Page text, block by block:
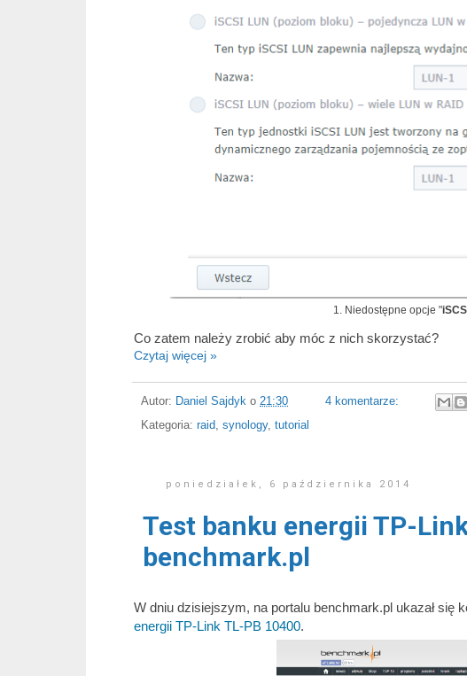
1. Niedostępne opcje "
Co zatem należy zrobić aby móc z nich skorzystać?
Czytaj więcej »
Autor: Daniel Sajdyk o 21:30
4 komentarze:
Kategoria: raid synology, tutorial
poniedziałek, 6 października 2014
Test banku energii TP-
benchmark.pl
W dniu dzisiejszym, na portalu benchmark.pl ukazał się
energii TP-Link TL-PB 10400.